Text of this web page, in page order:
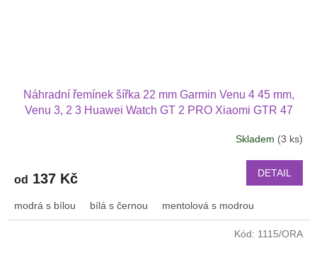
Náhradní řemínek šířka 22 mm Garmin Venu 4 45 mm,
Venu 3, 2 3 Huawei Watch GT 2 PRO Xiaomi GTR 47
Skladem (3 ks)
od 137 Kč DETAIL
modrá s bílou bílá s černou mentolová s modrou
Kód: 1115/ORA